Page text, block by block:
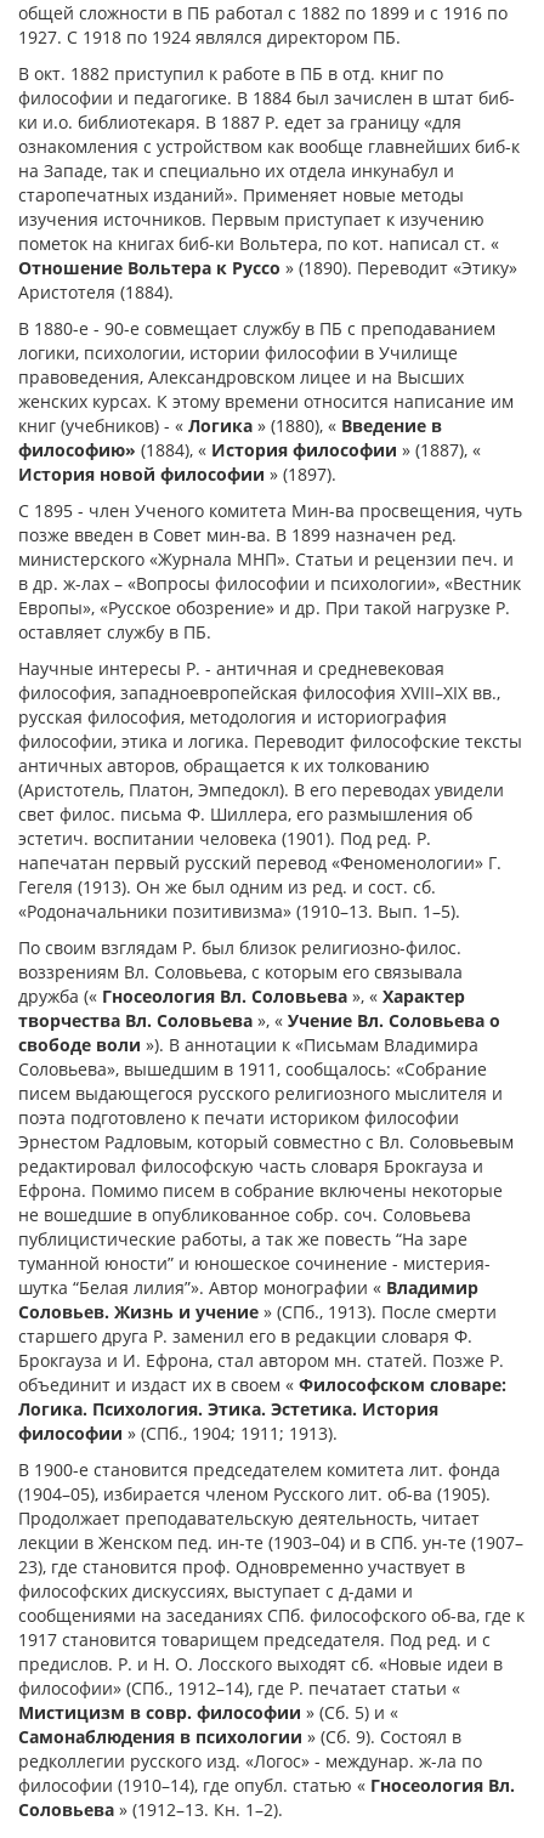
общей сложности в ПБ работал с 1882 по 1899 и с 1916 по
1927. С 1918 по 1924 являлся директором ПБ.
В окт. 1882 приступил к работе в ПБ в отд. книг по
философии и педагогике. В 1884 был зачислен в штат биб-
ки и.о. библиотекаря. В 1887 Р. едет за границу «для
ознакомления с устройством как вообще главнейших биб-к
на Западе, так и специально их отдела инкунабул и
старопечатных изданий». Применяет новые методы
изучения источников. Первым приступает к изучению
пометок на книгах биб-ки Вольтера, по кот. написал ст. «
Отношение Вольтера к Руссо » (1890). Переводит «Этику»
Аристотеля (1884).
В 1880-е - 90-е совмещает службу в ПБ с преподаванием
логики, психологии, истории философии в Училище
правоведения, Александровском лицее и на Высших
женских курсах. К этому времени относится написание им
книг (учебников) - « Логика » (1880), « Введение в
философию» (1884), « История философии » (1887), «
История новой философии » (1897).
С 1895 - член Ученого комитета Мин-ва просвещения, чуть
позже введен в Совет мин-ва. В 1899 назначен ред.
министерского «Журнала МНП». Статьи и рецензии печ. и
в др. ж-лах – «Вопросы философии и психологии», «Вестник
Европы», «Русское обозрение» и др. При такой нагрузке Р.
оставляет службу в ПБ.
Научные интересы Р. - античная и средневековая
философия, западноевропейская философия XVIII–XIX вв.,
русская философия, методология и историография
философии, этика и логика. Переводит философские тексты
античных авторов, обращается к их толкованию
(Аристотель, Платон, Эмпедокл). В его переводах увидели
свет филос. письма Ф. Шиллера, его размышления об
эстетич. воспитании человека (1901). Под ред. Р.
напечатан первый русский перевод «Феноменологии» Г.
Гегеля (1913). Он же был одним из ред. и сост. сб.
«Родоначальники позитивизма» (1910–13. Вып. 1–5).
По своим взглядам Р. был близок религиозно-филос.
воззрениям Вл. Соловьева, с которым его связывала
дружба (« Гносеология Вл. Соловьева », « Характер
творчества Вл. Соловьева », « Учение Вл. Соловьева о
свободе воли »). В аннотации к «Письмам Владимира
Соловьева», вышедшим в 1911, сообщалось: «Собрание
писем выдающегося русского религиозного мыслителя и
поэта подготовлено к печати историком философии
Эрнестом Радловым, который совместно с Вл. Соловьевым
редактировал философскую часть словаря Брокгауза и
Ефрона. Помимо писем в собрание включены некоторые
не вошедшие в опубликованное собр. соч. Соловьева
публицистические работы, а так же повесть “На заре
туманной юности” и юношеское сочинение - мистерия-
шутка “Белая лилия”». Автор монографии « Владимир
Соловьев. Жизнь и учение » (СПб., 1913). После смерти
старшего друга Р. заменил его в редакции словаря Ф.
Брокгауза и И. Ефрона, стал автором мн. статей. Позже Р.
объединит и издаст их в своем « Философском словаре:
Логика. Психология. Этика. Эстетика. История
философии » (СПб., 1904; 1911; 1913).
В 1900-е становится председателем комитета лит. фонда
(1904–05), избирается членом Русского лит. об-ва (1905).
Продолжает преподавательскую деятельность, читает
лекции в Женском пед. ин-те (1903–04) и в СПб. ун-те (1907–
23), где становится проф. Одновременно участвует в
философских дискуссиях, выступает с д-дами и
сообщениями на заседаниях СПб. философского об-ва, где к
1917 становится товарищем председателя. Под ред. и с
предислов. Р. и Н. О. Лосского выходят сб. «Новые идеи в
философии» (СПб., 1912–14), где Р. печатает статьи «
Мистицизм в совр. философии » (Сб. 5) и «
Самонаблюдения в психологии » (Сб. 9). Состоял в
редколлегии русского изд. «Логос» - междунар. ж-ла по
философии (1910–14), где опубл. статью « Гносеология Вл.
Соловьева » (1912–13. Кн. 1–2).